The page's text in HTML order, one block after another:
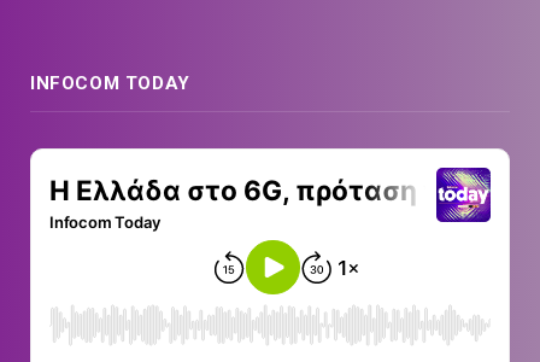
INFOCOM TODAY